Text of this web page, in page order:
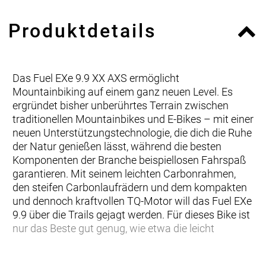
Produktdetails
Das Fuel EXe 9.9 XX AXS ermöglicht
Mountainbiking auf einem ganz neuen Level. Es
ergründet bisher unberührtes Terrain zwischen
traditionellen Mountainbikes und E-Bikes – mit einer
neuen Unterstützungstechnologie, die dich die Ruhe
der Natur genießen lässt, während die besten
Komponenten der Branche beispiellosen Fahrspaß
garantieren. Mit seinem leichten Carbonrahmen,
den steifen Carbonlaufrädern und dem kompakten
und dennoch kraftvollen TQ-Motor will das Fuel EXe
9.9 über die Trails gejagt werden. Für dieses Bike ist
nur das Beste gut genug, wie etwa die leicht